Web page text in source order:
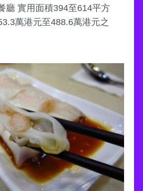
廳 實用面積394至614平方
萬港元至488.6萬港元之